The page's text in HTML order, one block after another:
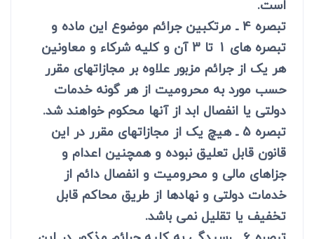
است.
تبصره 4 ـ مرتکبین جرائم موضوع این ماده و
تبصره های 1 تا 3 آن و کلیه شرکاء و معاونین
هر یک از جرائم مزبور علاوه بر مجازاتهای مقرر
حسب مورد به محرومیت از هر گونه خدمات
دولتی یا انفصال ابد از آنها محکوم خواهند شد.
تبصره 5 ـ هیچ یک از مجازاتهای مقرر در این
قانون قابل تعلیق نبوده و همچنین اعدام و
جزاهای مالی و محرومیت و انفصال دائم از
خدمات دولتی و نهادها از طریق محاکم قابل
تخفیف یا تقلیل نمی باشد.